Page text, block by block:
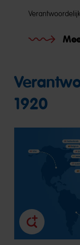
1920